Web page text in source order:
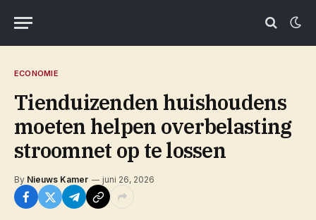
ECONOMIE
Tienduizenden huishoudens
moeten helpen overbelasting
stroomnet op te lossen
By Nieuws Kamer juni 26, 2026